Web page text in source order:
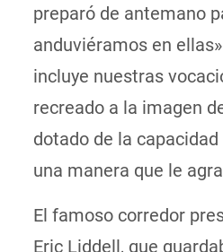
preparó de antemano
anduviéramos en
incluye nuestras
recreado a la imagen
dotado de la
una manera que le
El famoso corredor
Eric Liddell, que